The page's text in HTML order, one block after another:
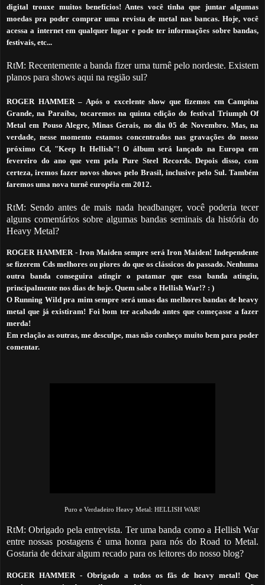
digital trouxe muitos benefícios! Antes você tinha que juntar algumas
moedas pra poder comprar uma revista de metal nas bancas. Hoje, você
acessa a internet em qualquer lugar e pode ter informações sobre bandas,
festivais, etc...
RtM: Recentemente a banda fizer uma turnê pelo nordeste. Existem
planos para shows aqui na região sul?
ROGER HAMMER– Após o excelente show que fizemos em Campina
Grande, na Paraíba, tocaremos na quinta edição do festival Triumph Of
Metal em Pouso Alegre, Minas Gerais, no dia 05 de Novembro. Mas, na
verdade, nesse momento estamos concentrados nas gravações do nosso
próximo Cd, "Keep It Hellish"! O álbum será lançado na Europa em
fevereiro do ano que vem pela Pure Steel Records. Depois disso, com
certeza, iremos fazer novos shows pelo Brasil, inclusive pelo Sul. Também
faremos uma nova turnê européia em 2012.
RtM: Sendo antes de mais nada headbanger, você poderia tecer
alguns comentários sobre algumas bandas seminais da história do
Heavy Metal?
ROGER HAMMER - Iron Maiden sempre será Iron Maiden!Independente
se fizerem Cds melhores ou piores do que os clássicos do passado. Nenhuma
outra banda conseguira atingir o patamar que essa banda atingiu,
principalmente nos dias de hoje. Quem sabe o Hellish War!? : )
ORunning Wild pra mim sempre será umas das melhores bandas de heavy
metal que já existiram! Foi bom ter acabado antes que começasse a fazer
merda!
Em relação as outras, me desculpe, mas não conheço muito bem para poder
comentar.
Puro e Verdadeiro Heavy Metal: HELLISH WAR!
RtM: Obrigado pela entrevista. Ter uma banda como a Hellish War
entre nossas postagens é uma honra para nós do Road to Metal.
Gostaria de deixar algum recado para os leitores do nosso blog?
ROGER HAMMER - Obrigado a todos os fãs de heavy metal! Que